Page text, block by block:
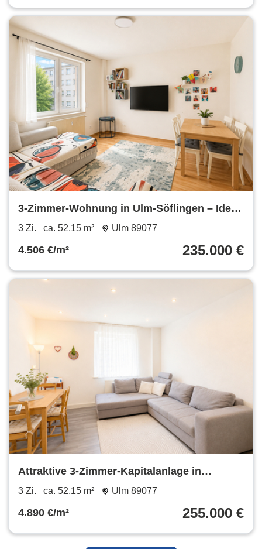
3-Zimmer-Wohnung in Ulm-Söflingen – Ideal
für Kapitalanleger
3 Zi. ca. 52,15 m² Ulm 89077
4.506 €/m² 235.000 €
Attraktive 3-Zimmer-Kapitalanlage in
zentraler Lage
3 Zi. ca. 52,15 m² Ulm 89077
4.890 €/m² 255.000 €